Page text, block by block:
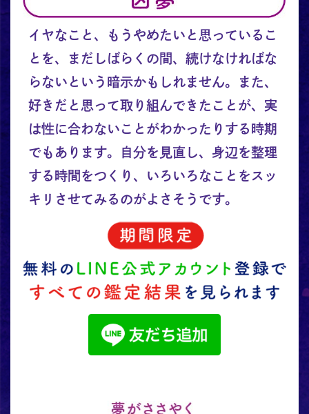
イヤなこと、もうやめたいと思っているこ
とを、まだしばらくの間、続けなければな
らないという暗示かもしれません。また、
好きだと思って取り組んできたことが、実
は性に合わないことがわかったりする時期
でもあります。自分を見直し、身辺を整理
する時間をつくり、いろいろなことをスッ
キリさせてみるのがよさそうです。